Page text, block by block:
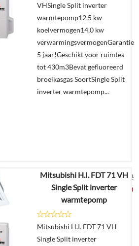
Offerte
aanvragen?
winkelmand
VHSingle Split inverter
warmtepomp12,5 kw
koelvermogen14,0 kw
verwarmingsvermogenGarantie
5 jaar!Geschikt voor ruimtes
tot 430m3Bevat gefluoreerd
broeikasgas SoortSingle Split
inverter warmtepomp...
€11.485,32
€5.999,00
Mitsubishi H.I. FDT 71 VH
Single Split inverter
warmtepomp
Mitsubishi H.I. FDT 71 VH
Single Split inverter